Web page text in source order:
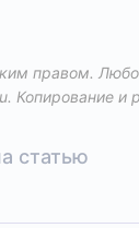
правом.
. Копирование и
статью